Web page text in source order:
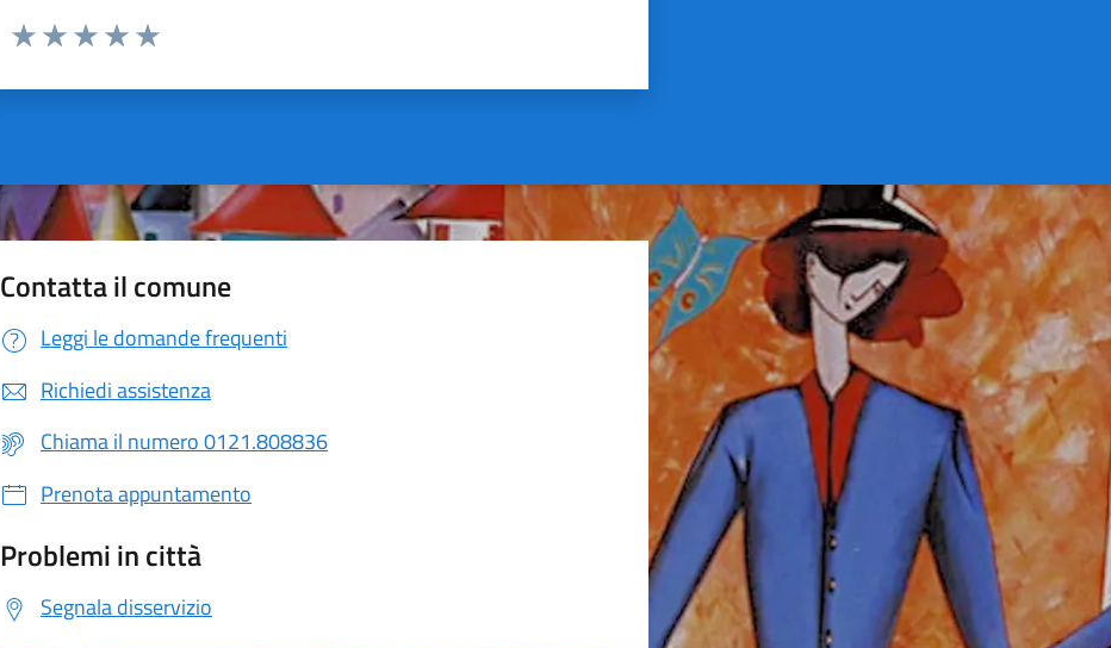
Valuta da 1 a 5 stelle la pagina
Contatta il comune
Leggi le domande frequenti
Richiedi assistenza
Chiama il numero 0121.808836
Prenota appuntamento
Problemi in città
Segnala disservizio